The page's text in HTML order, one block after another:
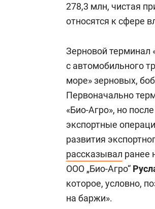
278,3 млн, чистая
относятся к сфере
Зерновой терминал
с автомобильного
море» зерновых,
Первоначально
«Био-Агро», но
экспортные
развития
рассказывал ранее
ООО „Био-Агро“
которое, условно,
на баржи».